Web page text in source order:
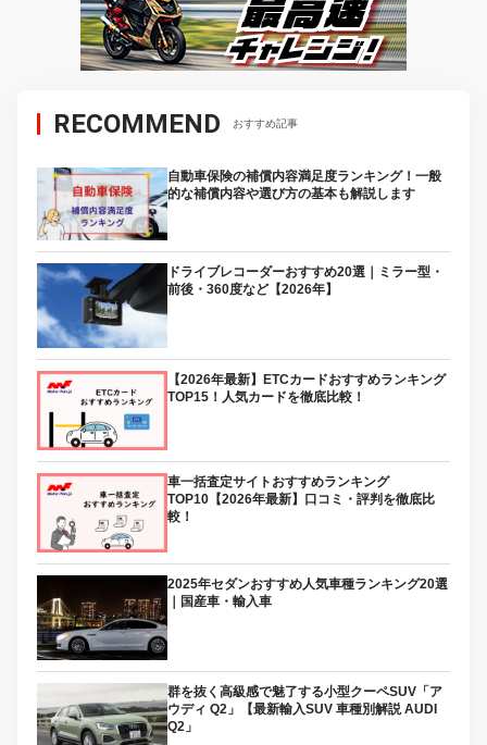
RECOMMEND おすすめ記事
自動車保険の補償内容満足度ランキング！一般
的な補償内容や選び方の基本も解説します
ドライブレコーダーおすすめ20選｜ミラー型・
前後・360度など【2026年】
【2026年最新】ETCカードおすすめランキング
TOP15！人気カードを徹底比較！
車一括査定サイトおすすめランキング
TOP10【2026年最新】口コミ・評判を徹底比
較！
2025年セダンおすすめ人気車種ランキング20選
｜国産車・輸入車
群を抜く高級感で魅了する小型クーペSUV「ア
ウディ Q2」【最新輸入SUV 車種別解説 AUDI
Q2」